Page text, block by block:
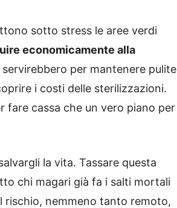
sotto stress le aree verdi
economicamente alla
per mantenere pulite
i costi delle sterilizzazioni.
fare cassa che un vero piano per
la vita. Tassare questa
chi magari già fa i salti mortali
rischio, nemmeno tanto remoto,